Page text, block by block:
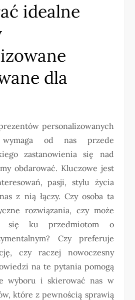
idealne
dla
personalizowanych
wymaga od nas przede
zastanowienia się nad
obdarować. Kluczowe jest
pasji, stylu życia
z nią łączy. Czy osoba ta
rozwiązania, czy może
się ku przedmiotom o
Czy preferuje
czy raczej nowoczesny
na te pytania pomogą
wyboru i skierować nas w
które z pewnością sprawią